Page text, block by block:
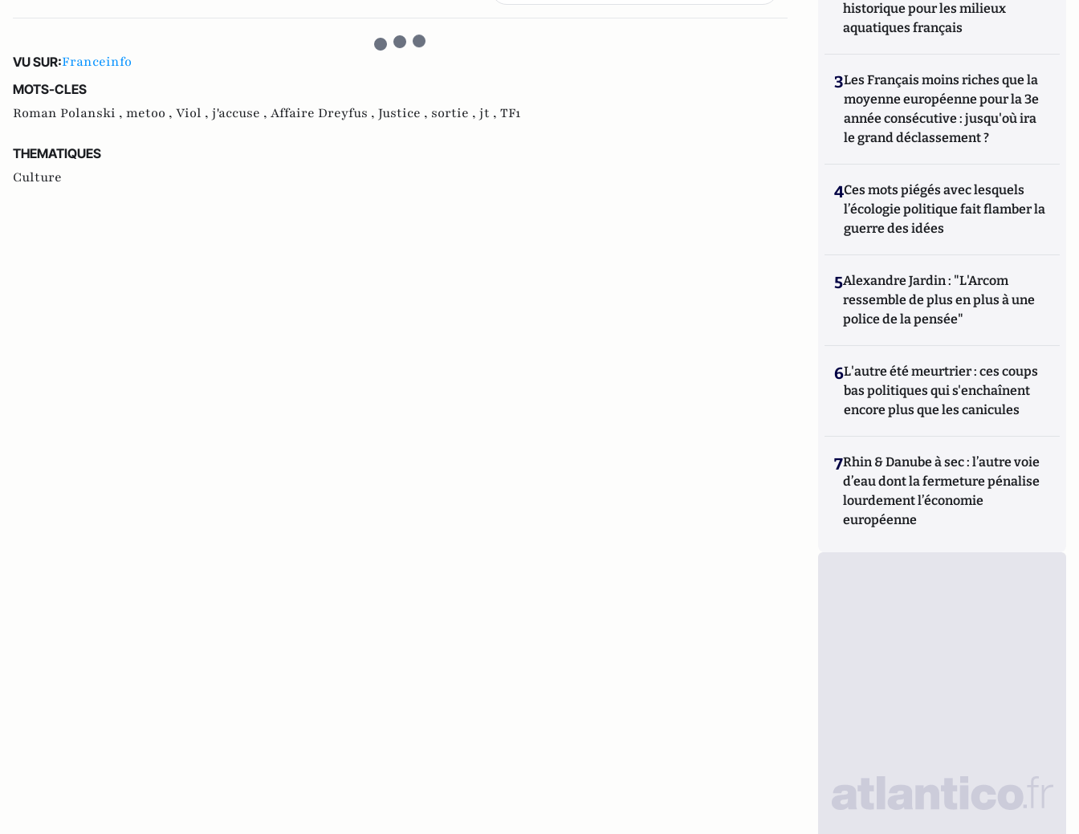
VU SUR:Franceinfo
MOTS-CLES
Roman Polanski , metoo , Viol , j'accuse , Affaire Dreyfus , Justice , sortie , jt , TF1
THEMATIQUES
Culture
historique pour les milieux
aquatiques français
3Les Français moins riches que la
moyenne européenne pour la 3e
année consécutive : jusqu'où ira
le grand déclassement ?
4Ces mots piégés avec lesquels
l’écologie politique fait flamber la
guerre des idées
5Alexandre Jardin : "L'Arcom
ressemble de plus en plus à une
police de la pensée"
6L'autre été meurtrier : ces coups
bas politiques qui s'enchaînent
encore plus que les canicules
7Rhin & Danube à sec : l’autre voie
d’eau dont la fermeture pénalise
lourdement l’économie
européenne